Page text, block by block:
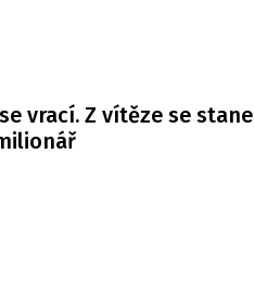
vrací. Z vítěze se stane